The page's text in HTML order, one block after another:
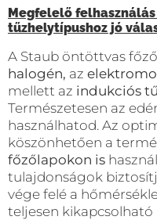
Megfelelő
tűzhelytípushoz jó
A Staub öntöttvas
halogén, az
mellett az indukciós
Természetesen az
használhatod. Az
köszönhetően a
főzőlapokon is
tulajdonságok
vége felé a
teljesen kikapcsolható